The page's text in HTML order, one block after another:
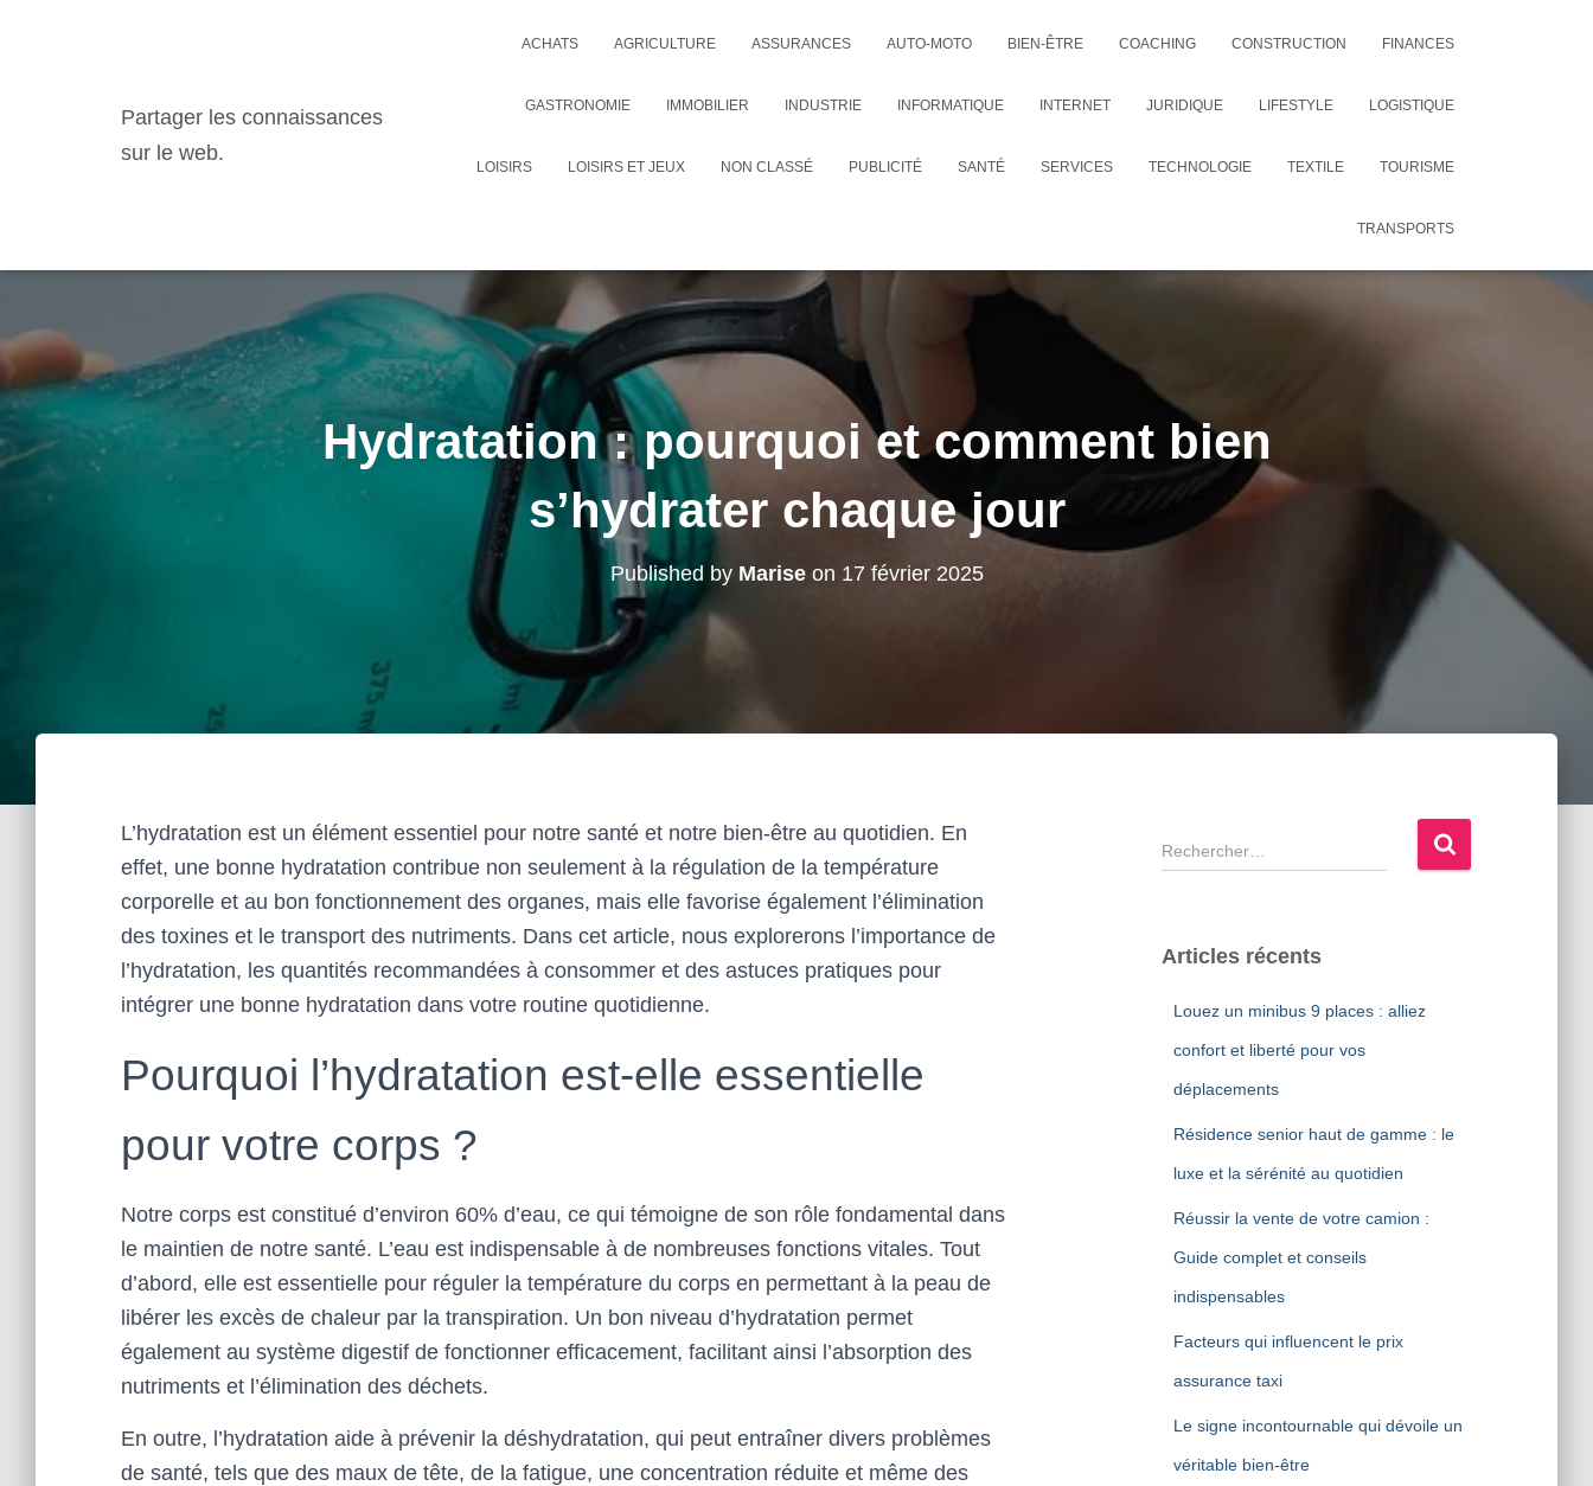
Partager les connaissances
sur le web.
ACHATS AGRICULTURE ASSURANCES AUTO-MOTO BIEN-ÊTRE COACHING CONSTRUCTION FINANCES
GASTRONOMIE IMMOBILIER INDUSTRIE INFORMATIQUE INTERNET JURIDIQUE LIFESTYLE LOGISTIQUE
LOISIRS LOISIRS ET JEUX NON CLASSÉ PUBLICITÉ SANTÉ SERVICES TECHNOLOGIE TEXTILE TOURISME
TRANSPORTS
Hydratation : pourquoi et comment bien
s’hydrater chaque jour
Published by Mariseon 17 février 2025
L’hydratation est un élément essentiel pour notre santé et notre bien-être au quotidien. En
effet, une bonne hydratation contribue non seulement à la régulation de la température
corporelle et au bon fonctionnement des organes, mais elle favorise également l’élimination
des toxines et le transport des nutriments. Dans cet article, nous explorerons l’importance de
l’hydratation, les quantités recommandées à consommer et des astuces pratiques pour
intégrer une bonne hydratation dans votre routine quotidienne.
Pourquoi l’hydratation est-elle essentielle
pour votre corps ?
Notre corps est constitué d’environ 60% d’eau, ce qui témoigne de son rôle fondamental dans
le maintien de notre santé. L’eau est indispensable à de nombreuses fonctions vitales. Tout
d’abord, elle est essentielle pour réguler la température du corps en permettant à la peau de
libérer les excès de chaleur par la transpiration. Un bon niveau d’hydratation permet
également au système digestif de fonctionner efficacement, facilitant ainsi l’absorption des
nutriments et l’élimination des déchets.
En outre, l’hydratation aide à prévenir la déshydratation, qui peut entraîner divers problèmes
de santé, tels que des maux de tête, de la fatigue, une concentration réduite et même des
R
e
e
Articles récents
Louez un minibus 9 places : alliez
confort et liberté pour vos
déplacements
Résidence senior haut de gamme : le
luxe et la sérénité au quotidien
Réussir la vente de votre camion :
Guide complet et conseils
indispensables
Facteurs qui influencent le prix
assurance taxi
Le signe incontournable qui dévoile un
véritable bien-être